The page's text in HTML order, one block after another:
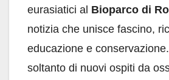
eurasiatici al Bioparco di
notizia che unisce fascino,
educazione e
soltanto di nuovi ospiti da